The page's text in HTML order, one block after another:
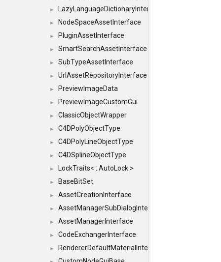
► LazyLanguageDictionaryInterface
► NodeSpaceAssetInterface
► PluginAssetInterface
► SmartSearchAssetInterface
► SubTypeAssetInterface
► UrlAssetRepositoryInterface
► PreviewImageData
► PreviewImageCustomGui
► ClassicObjectWrapper
► C4DPolyObjectType
► C4DPolyLineObjectType
► C4DSplineObjectType
► LockTraits< ::AutoLock >
► BaseBitSet
► AssetCreationInterface
► AssetManagerSubDialogInterface
► AssetManagerInterface
► CodeExchangerInterface
► RendererDefaultMaterialInterface